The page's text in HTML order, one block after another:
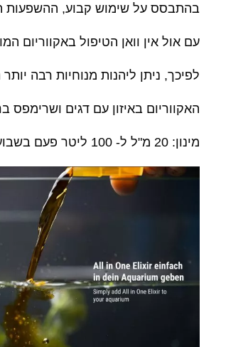
בהתבסס על שימוש קבוע, ההשפעות
עם אול אין וואן הטיפול באקווריום
לפיכך, ניתן ליהנות מנוחיות רבה
האקווריום באיזון עם דגים ושרימפס
מינון: 20 מ"ל ל- 100 ליטר פעם בשבוע (לאחר החלפת מים)